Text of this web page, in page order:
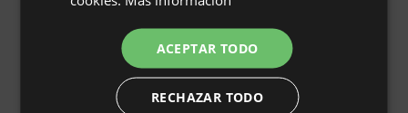
€248 /noche
Cancelación gratuita
ACEPTAR TODO
RECHAZAR TODO